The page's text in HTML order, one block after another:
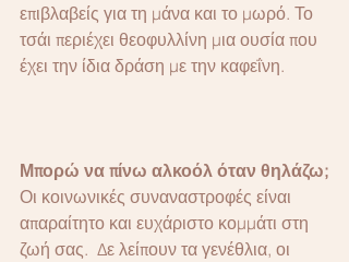
επιβλαβείς για τη μάνα και το μωρό. Το
τσάι περιέχει θεοφυλλίνη μια ουσία που
έχει την ίδια δράση με την καφεΐνη.
Μπορώ να πίνω αλκοόλ όταν θηλάζω;
Οι κοινωνικές συναναστροφές είναι
απαραίτητο και ευχάριστο κομμάτι στη
ζωή σας.  Δε λείπουν τα γενέθλια, οι